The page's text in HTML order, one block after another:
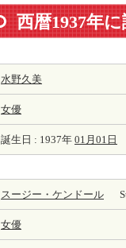
西暦1937年
水野久美
女優
誕生日 : 1937年 01月01日
スージー・ケンドール
女優